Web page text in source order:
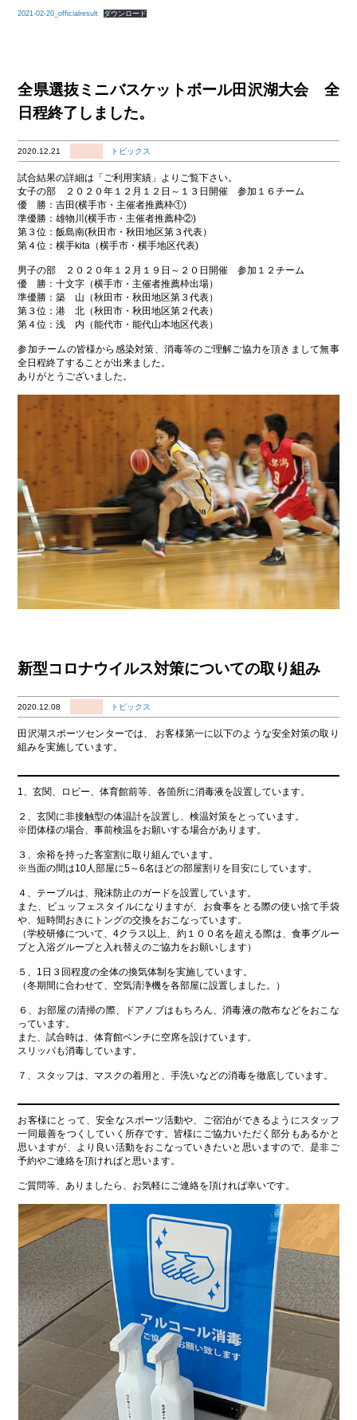
2021-02-20_officialresult ダウンロード
全県選抜ミニバスケットボール田沢湖大会 全
日程終了しました。
2020.12.21 トピックス
試合結果の詳細は「ご利用実績」よりご覧下さい。
女子の部 ２０２０年１２月１２日～１３日開催 参加１６チーム
優 勝：吉田(横手市・主催者推薦枠①)
準優勝：雄物川(横手市・主催者推薦枠②)
第３位：飯島南(秋田市・秋田地区第３代表）
第４位：横手kita（横手市・横手地区代表)
男子の部 ２０２０年１２月１９日～２０日開催 参加１２チーム
優 勝：十文字（横手市・主催者推薦枠出場）
準優勝：築 山（秋田市・秋田地区第３代表）
第３位：港 北（秋田市・秋田地区第２代表）
第４位：浅 内（能代市・能代山本地区代表）
参加チームの皆様から感染対策、消毒等のご理解ご協力を頂きまして無事
全日程終了することが出来ました。
ありがとうございました。
新型コロナウイルス対策についての取り組み
2020.12.08 トピックス
田沢湖スポーツセンターでは、 お客様第一に以下のような安全対策の取り
組みを実施しています。
1、玄関、ロビー、体育館前等、各箇所に消毒液を設置しています。
２、玄関に非接触型の体温計を設置し、検温対策をとっています。
※団体様の場合、事前検温をお願いする場合があります。
３、余裕を持った客室割に取り組んでいます。
※当面の間は10人部屋に5～6名ほどの部屋割りを目安にしています。
４、テーブルは、飛沫防止のガードを設置しています。
また、ビュッフェスタイルになりますが、お食事をとる際の使い捨て手袋
や、短時間おきにトングの交換をおこなっています。
（学校研修について、4クラス以上、約１００名を超える際は、食事グルー
プと入浴グループと入れ替えのご協力をお願いします）
５、1日３回程度の全体の換気体制を実施しています。
（冬期間に合わせて、空気清浄機を各部屋に設置しました。）
６、お部屋の清掃の際、ドアノブはもちろん、消毒液の散布などをおこな
っています。
また、試合時は、体育館ベンチに空席を設けています。
スリッパも消毒しています。
７、スタッフは、マスクの着用と、手洗いなどの消毒を徹底しています。
お客様にとって、安全なスポーツ活動や、ご宿泊ができるようにスタッフ
一同最善をつくしていく所存です。皆様にご協力いただく部分もあるかと
思いますが、より良い活動をおこなっていきたいと思いますので、是非ご
予約やご連絡を頂ければと思います。
ご質問等、ありましたら、お気軽にご連絡を頂ければ幸いです。